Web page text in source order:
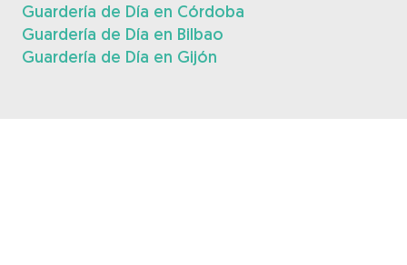
Guardería de Día en Córdoba
Guardería de Día en Bilbao
Guardería de Día en Gijón